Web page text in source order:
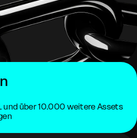
und über 10.000 weitere Assets